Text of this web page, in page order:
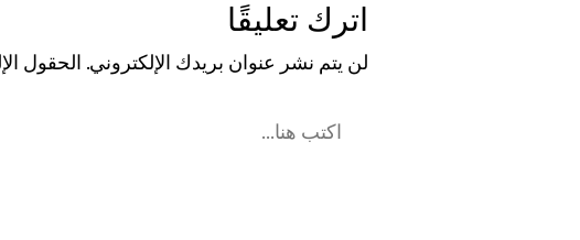
اترك تعليقًا
لن يتم نشر عنوان بريدك الإلكتروني. الحقول